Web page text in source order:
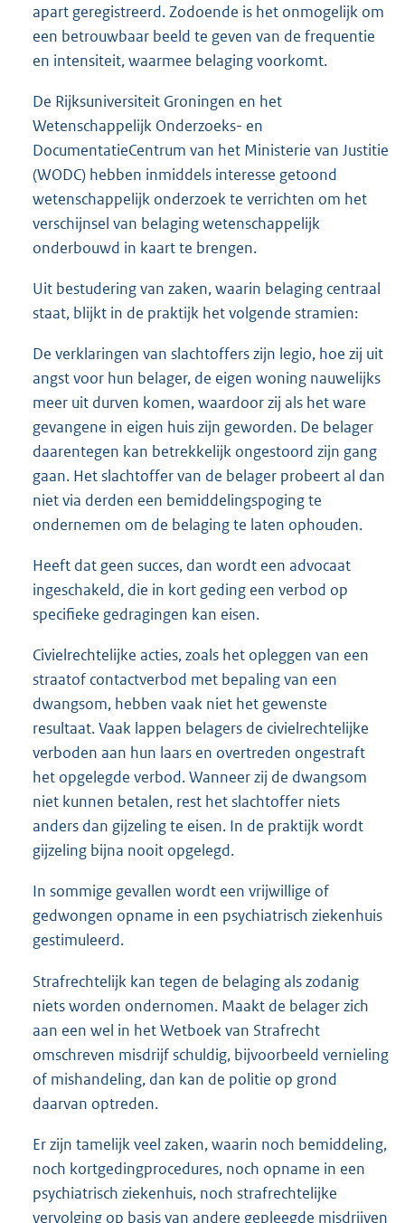
apart geregistreerd. Zodoende is het onmogelijk om
een betrouwbaar beeld te geven van de frequentie
en intensiteit, waarmee belaging voorkomt.
De Rijksuniversiteit Groningen en het
Wetenschappelijk Onderzoeks- en
DocumentatieCentrum van het Ministerie van Justitie
(WODC) hebben inmiddels interesse getoond
wetenschappelijk onderzoek te verrichten om het
verschijnsel van belaging wetenschappelijk
onderbouwd in kaart te brengen.
Uit bestudering van zaken, waarin belaging centraal
staat, blijkt in de praktijk het volgende stramien:
De verklaringen van slachtoffers zijn legio, hoe zij uit
angst voor hun belager, de eigen woning nauwelijks
meer uit durven komen, waardoor zij als het ware
gevangene in eigen huis zijn geworden. De belager
daarentegen kan betrekkelijk ongestoord zijn gang
gaan. Het slachtoffer van de belager probeert al dan
niet via derden een bemiddelingspoging te
ondernemen om de belaging te laten ophouden.
Heeft dat geen succes, dan wordt een advocaat
ingeschakeld, die in kort geding een verbod op
specifieke gedragingen kan eisen.
Civielrechtelijke acties, zoals het opleggen van een
straatof contactverbod met bepaling van een
dwangsom, hebben vaak niet het gewenste
resultaat. Vaak lappen belagers de civielrechtelijke
verboden aan hun laars en overtreden ongestraft
het opgelegde verbod. Wanneer zij de dwangsom
niet kunnen betalen, rest het slachtoffer niets
anders dan gijzeling te eisen. In de praktijk wordt
gijzeling bijna nooit opgelegd.
In sommige gevallen wordt een vrijwillige of
gedwongen opname in een psychiatrisch ziekenhuis
gestimuleerd.
Strafrechtelijk kan tegen de belaging als zodanig
niets worden ondernomen. Maakt de belager zich
aan een wel in het Wetboek van Strafrecht
omschreven misdrijf schuldig, bijvoorbeeld vernieling
of mishandeling, dan kan de politie op grond
daarvan optreden.
Er zijn tamelijk veel zaken, waarin noch bemiddeling,
noch kortgedingprocedures, noch opname in een
psychiatrisch ziekenhuis, noch strafrechtelijke
vervolging op basis van andere gepleegde misdrijven